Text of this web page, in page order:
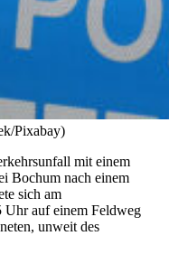
Pixabay)
mit einem
Bochum nach einem
sich am
Uhr auf einem Feldweg
unweit des